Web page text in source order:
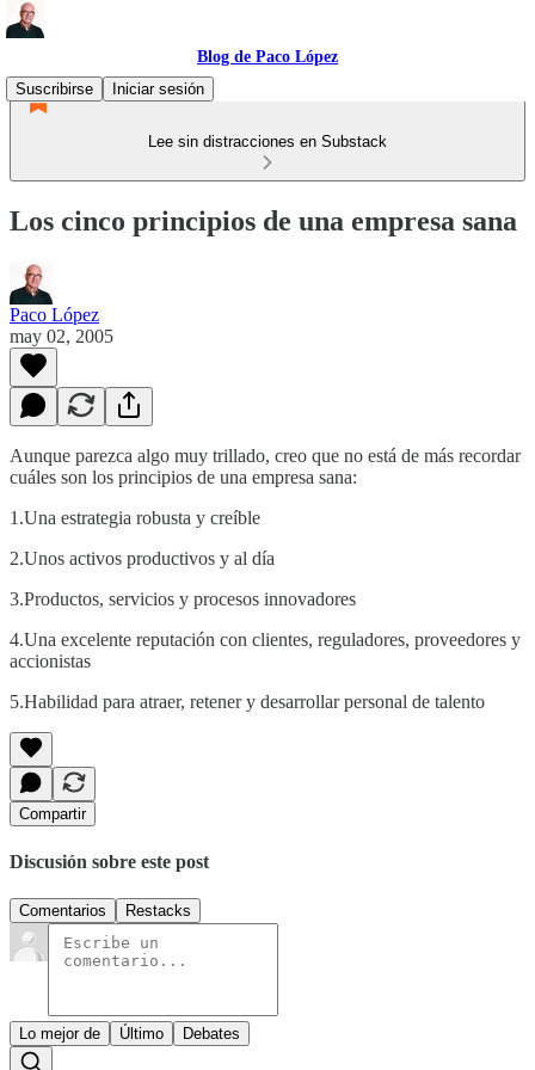
Blog de Paco López
Suscribirse
Iniciar sesión
Lee sin distracciones en Substack
Los cinco principios de una empresa sana
Paco López
may 02, 2005
Aunque parezca algo muy trillado, creo que no está de más recordar
cuáles son los principios de una empresa sana:
1.Una estrategia robusta y creíble
2.Unos activos productivos y al día
3.Productos, servicios y procesos innovadores
4.Una excelente reputación con clientes, reguladores, proveedores y
accionistas
5.Habilidad para atraer, retener y desarrollar personal de talento
Compartir
Discusión sobre este post
Comentarios Restacks
Lo mejor de Último Debates